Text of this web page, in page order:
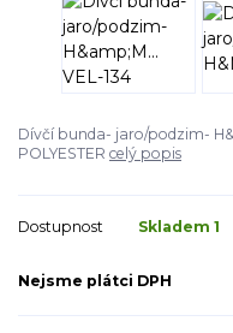
Dívčí bunda- jaro/podzim-
POLYESTER celý popis
Dostupnost Skladem 1
Nejsme plátci DPH